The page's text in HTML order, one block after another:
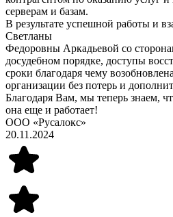
серверам и базам.
В результате успешной работы и
Светланы
Федоровны Аркадьевой со
досудебном порядке, доступы
сроки благодаря чему
организации без потерь и
Благодаря Вам, мы теперь знаем,
она еще и работает!
ООО «Русалокс»
20.11.2024